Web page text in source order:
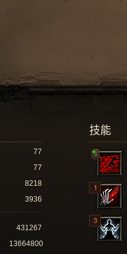
技能
77
77
8218
3936
431267
13664800